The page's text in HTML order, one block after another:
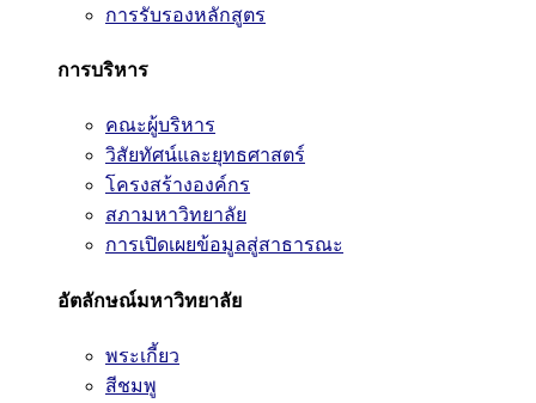
การรับรองหลักสูตร
การบริหาร
คณะผู้บริหาร
วิสัยทัศน์และยุทธศาสตร์
โครงสร้างองค์กร
สภามหาวิทยาลัย
การเปิดเผยข้อมูลสู่สาธารณะ
อัตลักษณ์มหาวิทยาลัย
พระเกี้ยว
สีชมพู